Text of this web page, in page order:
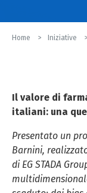
Home Iniziative
Il valore di
italiani: una
Presentato un
Barnini,
di EG STADA